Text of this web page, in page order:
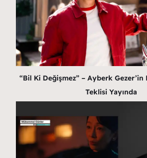
“Bil Ki Değişmez” – Ayberk
Teklisi Yayında